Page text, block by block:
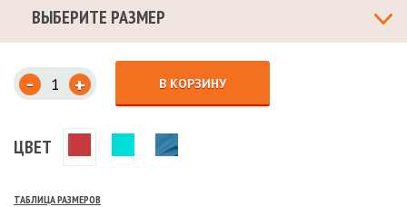
ВЫБЕРИТЕ РАЗМЕР
- + В КОРЗИНУ
ЦВЕТ
ТАБЛИЦА РАЗМЕРОВ